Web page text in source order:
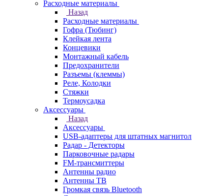
Расходные материалы
Назад
Расходные материалы
Гофра (Тюбинг)
Клейкая лента
Концевики
Монтажный кабель
Предохранители
Разъемы (клеммы)
Реле, Колодки
Стяжки
Термоусадка
Аксессуары
Назад
Аксессуары
USB-адаптеры для штатных магнитол
Радар - Детекторы
Парковочные радары
FM-трансмиттеры
Антенны радио
Антенны ТВ
Громкая связь Bluetooth